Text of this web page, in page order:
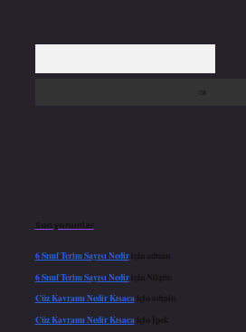
Son yorumlar
6 Sınıf Terim Sayısı Nediriçin admin
6 Sınıf Terim Sayısı Nediriçin Nilgün
Cüz Kavramı Nedir Kısacaiçin admin
Cüz Kavramı Nedir Kısacaiçin
İpek